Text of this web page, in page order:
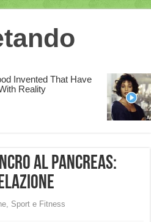
al pancreas:
Sport e Fitness